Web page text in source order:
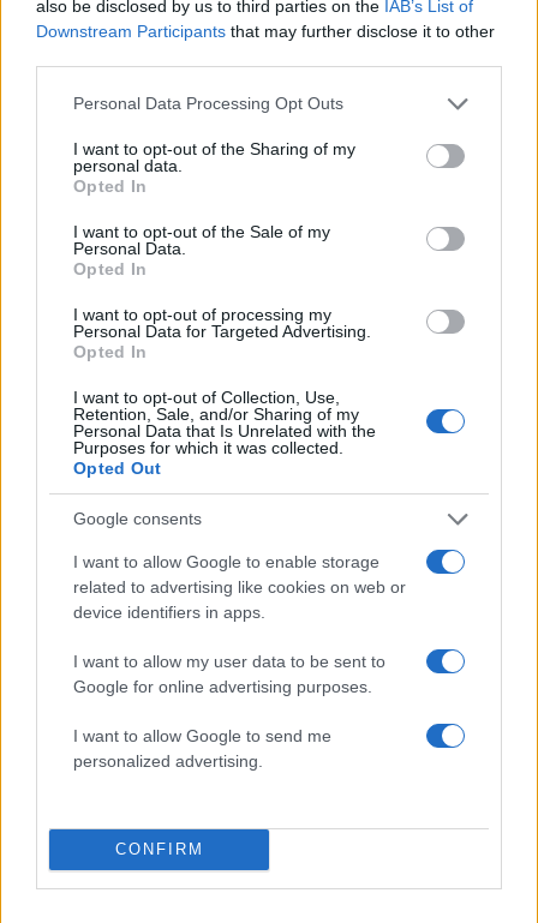
also be disclosed by us to third parties on the IAB’s List of
Downstream Participants that may further disclose it to other
Please note that this website/app uses one or more Google
not limited to your visit or usage behaviour. You may click to
grant or deny consent to Google and its third-party tags to
use your data for below specified purposes in below Google
consent section.
Personal Data Processing Opt Outs
I want to opt-out of the Sharing of my
personal data.
Opted In
I want to opt-out of the Sale of my
Personal Data.
Opted In
I want to opt-out of processing my
Personal Data for Targeted Advertising.
Opted In
I want to opt-out of Collection, Use,
Retention, Sale, and/or Sharing of my
Personal Data that Is Unrelated with the
Purposes for which it was collected.
Opted Out
Google consents
I want to allow Google to enable storage
related to advertising like cookies on web or
device identifiers in apps.
I want to allow my user data to be sent to
Google for online advertising purposes.
I want to allow Google to send me
personalized advertising.
CONFIRM